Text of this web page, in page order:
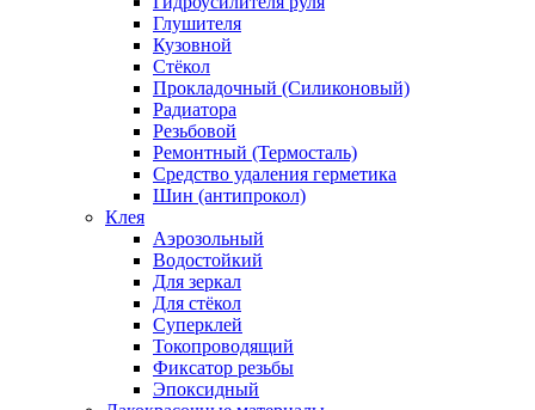
Глушителя
Кузовной
Стёкол
Прокладочный (Силиконовый)
Радиатора
Резьбовой
Ремонтный (Термосталь)
Средство удаления герметика
Шин (антипрокол)
Клея
Аэрозольный
Водостойкий
Для зеркал
Для стёкол
Суперклей
Токопроводящий
Фиксатор резьбы
Эпоксидный